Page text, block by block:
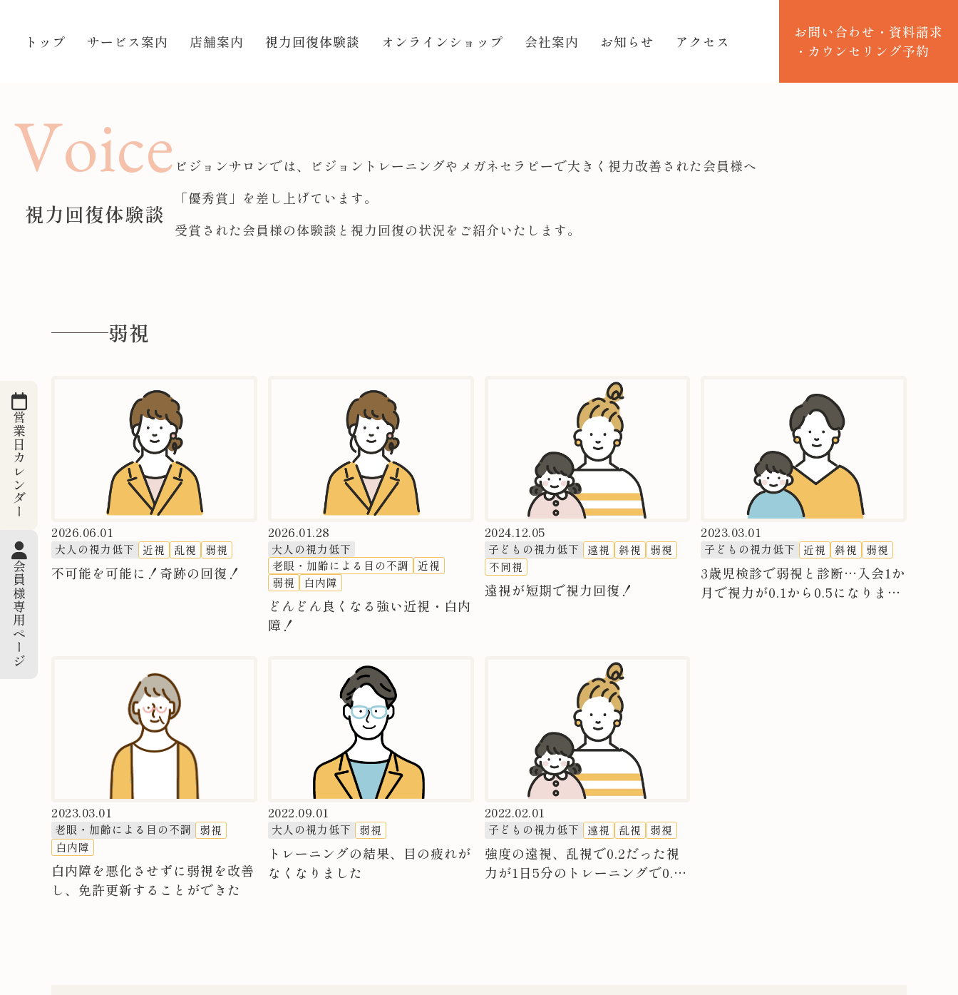
トップ サービス案内 店舗案内 視力回復体験談 オンラインショップ 会社案内 お知らせ アクセス
お問い合わせ・資料請求
・カウンセリング予約
Voice
視力回復体験談
ビジョンサロンでは、ビジョントレーニングやメガネセラピーで大きく視力改善された会員様へ
「優秀賞」を差し上げています。
受賞された会員様の体験談と視力回復の状況をご紹介いたします。
弱視
2026.06.01
大人の視力低下 近視 乱視 弱視
不可能を可能に！奇跡の回復！
2026.01.28
大人の視力低下
老眼・加齢による目の不調
近視
弱視
白内障
どんどん良くなる強い近視・白内
障！
2024.12.05
子どもの視力低下 遠視 斜視
弱視
不同視
遠視が短期で視力回復！
2023.03.01
子どもの視力低下 近視 斜視 弱視
3歳児検診で弱視と診断…入会1か
月で視力が0.1から0.5になりまし
2023.03.01
老眼・加齢による目の不調
弱視
白内障
白内障を悪化させずに弱視を改善
し、免許更新することができた
2022.09.01
大人の視力低下 弱視
トレーニングの結果、目の疲れが
なくなりました
2022.02.01
子どもの視力低下 遠視 乱視 弱視
強度の遠視、乱視で0.2だった視
力が1日5分のトレーニングで0.5
営業日カレンダー
会員様専用ページ